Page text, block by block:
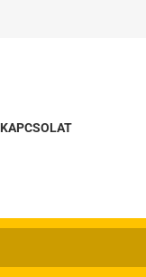
KAPCSOLAT